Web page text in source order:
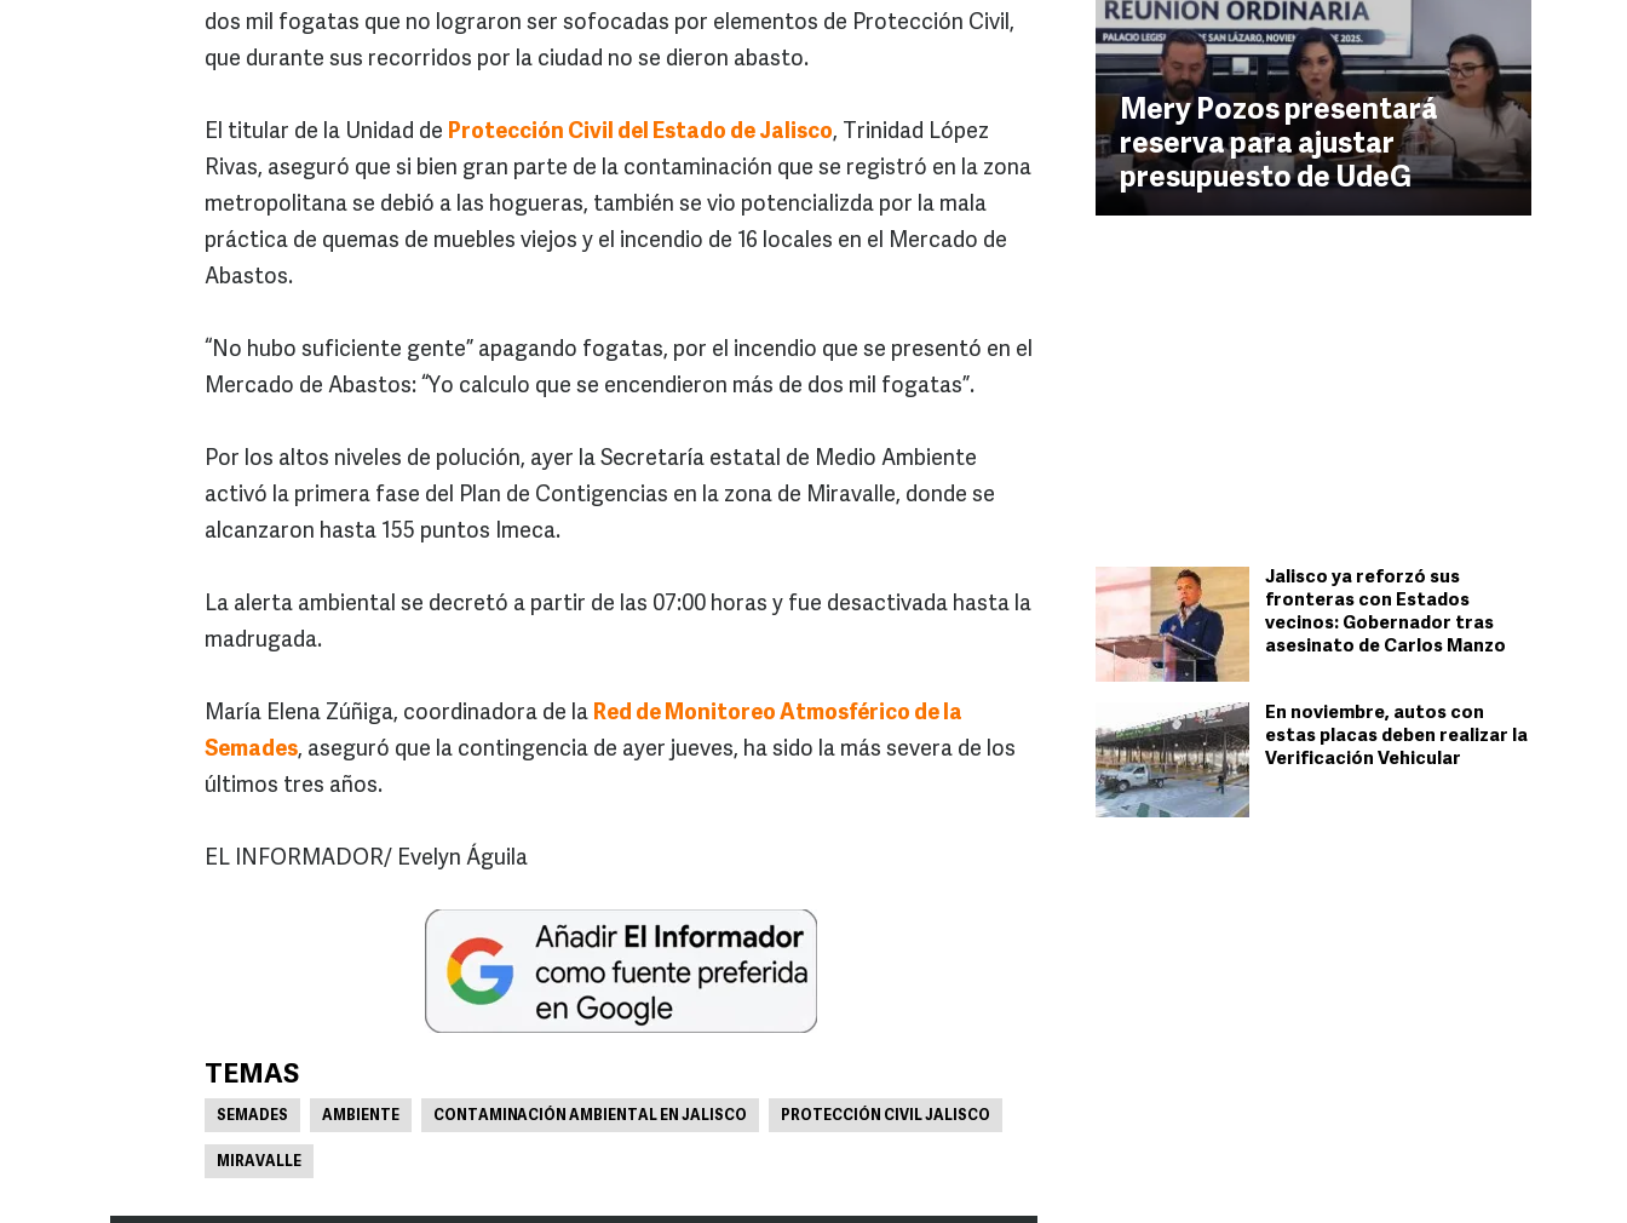
Mery Pozos presentará
reserva para ajustar
presupuesto de UdeG
Jalisco ya reforzó sus
fronteras con Estados
vecinos: Gobernador tras
asesinato de Carlos Manzo
En noviembre, autos con
estas placas deben realizar la
Verificación Vehicular
dos mil fogatas que no lograron ser sofocadas por elementos de Protección Civil,
que durante sus recorridos por la ciudad no se dieron abasto.
El titular de la Unidad de Protección Civil del Estado de Jalisco, Trinidad López
Rivas, aseguró que si bien gran parte de la contaminación que se registró en la zona
metropolitana se debió a las hogueras, también se vio potencializda por la mala
práctica de quemas de muebles viejos y el incendio de 16 locales en el Mercado de
Abastos.
“No hubo suficiente gente” apagando fogatas, por el incendio que se presentó en el
Mercado de Abastos: “Yo calculo que se encendieron más de dos mil fogatas”.
Por los altos niveles de polución, ayer la Secretaría estatal de Medio Ambiente
activó la primera fase del Plan de Contigencias en la zona de Miravalle, donde se
alcanzaron hasta 155 puntos Imeca.
La alerta ambiental se decretó a partir de las 07:00 horas y fue desactivada hasta la
madrugada.
María Elena Zúñiga, coordinadora de la Red de Monitoreo Atmosférico de la
Semades, aseguró que la contingencia de ayer jueves, ha sido la más severa de los
últimos tres años.
EL INFORMADOR/ Evelyn Águila
TEMAS
SEMADES AMBIENTE CONTAMINACIÓN AMBIENTAL EN JALISCO PROTECCIÓN CIVIL JALISCO
MIRAVALLE